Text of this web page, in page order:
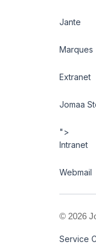
Jante
Marques
Extranet
Jomaa
">
Intranet
Webmail
© 2026
Service